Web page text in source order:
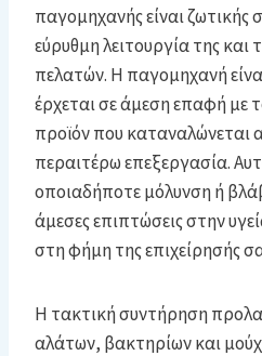
παγομηχανής είναι ζωτικής
εύρυθμη λειτουργία της
πελατών. Η παγομηχανή
έρχεται σε άμεση επαφή με
προϊόν που καταναλώνεται
περαιτέρω επεξεργασία.
οποιαδήποτε μόλυνση ή
άμεσες επιπτώσεις στην
στη φήμη της επιχείρησής
Η τακτική συντήρηση
αλάτων, βακτηρίων και